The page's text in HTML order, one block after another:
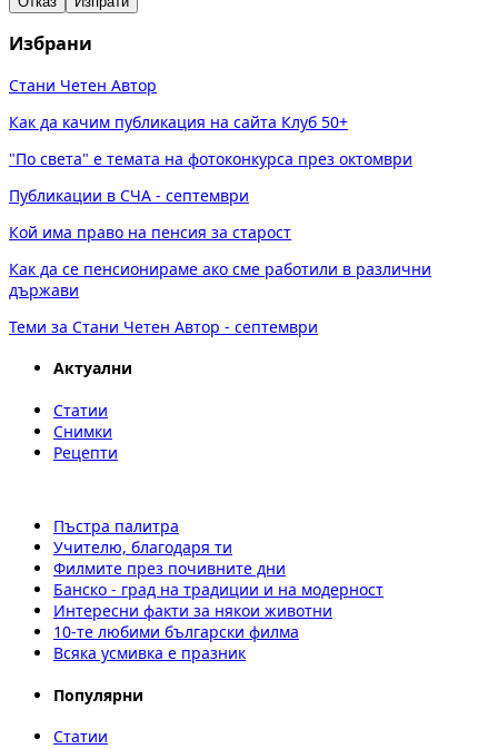
Избрани
Стани Четен Автор
Как да качим публикация на сайта Клуб 50+
"По света" е темата на фотоконкурса през октомври
Публикации в СЧА - септември
Кой има право на пенсия за старост
Как да се пенсионираме ако сме работили в различни
държави
Теми за Стани Четен Автор - септември
Актуални
Статии
Снимки
Рецепти
Пъстра палитра
Учителю, благодаря ти
Филмите през почивните дни
Банско - град на традиции и на модерност
Интересни факти за някои животни
10-те любими български филма
Всяка усмивка е празник
Популярни
Статии